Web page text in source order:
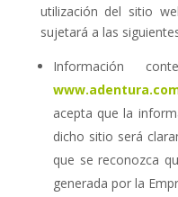
utilización del sitio
sujetará a las
Información
acepta que la
dicho sitio será
que se reconozca
generada por la